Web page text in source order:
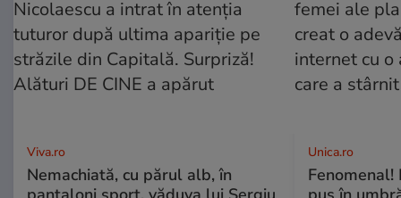
Viva.ro
Nemachiată, cu părul alb, în
Unica.ro